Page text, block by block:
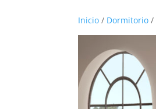
Inicio / Dormitorio /